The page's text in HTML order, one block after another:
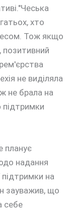
хто
Тож якщо
позитивний
не виділяла
не брала на
підтримки
планує
надання
підтримки на
зауважив, що
себе